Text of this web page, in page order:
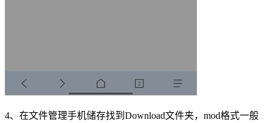
4、在文件管理手机储存找到Download文件夹，mod格式一般